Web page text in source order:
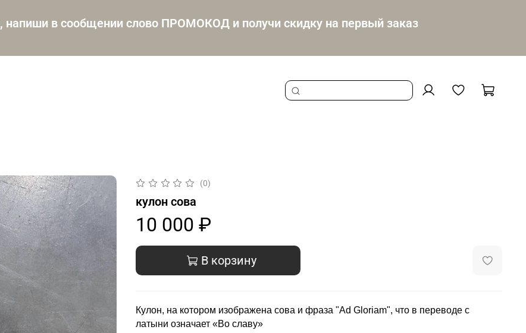
, напиши в сообщении слово ПРОМОКОД и получи скидку на первый заказ
(0)
кулон сова
10 000 ₽
В корзину
Кулон, на котором изображена сова и фраза "Ad Gloriam", что в переводе с
латыни означает «Во славу»